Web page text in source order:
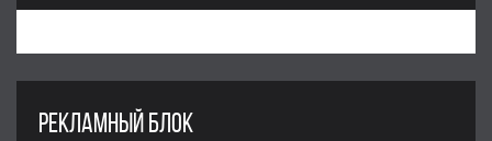
РЕКЛАМНЫЙ БЛОК